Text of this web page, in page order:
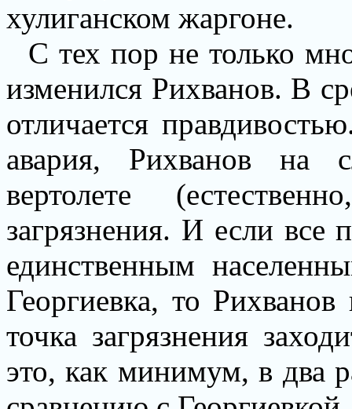
хулиганском жаргоне.
С тех пор не только
изменился Рихванов. В
отличается
авария, Рихванов на
вертолете
загрязнения. И если
единственным
Георгиевка, то
точка загрязнения
это, как минимум, в два